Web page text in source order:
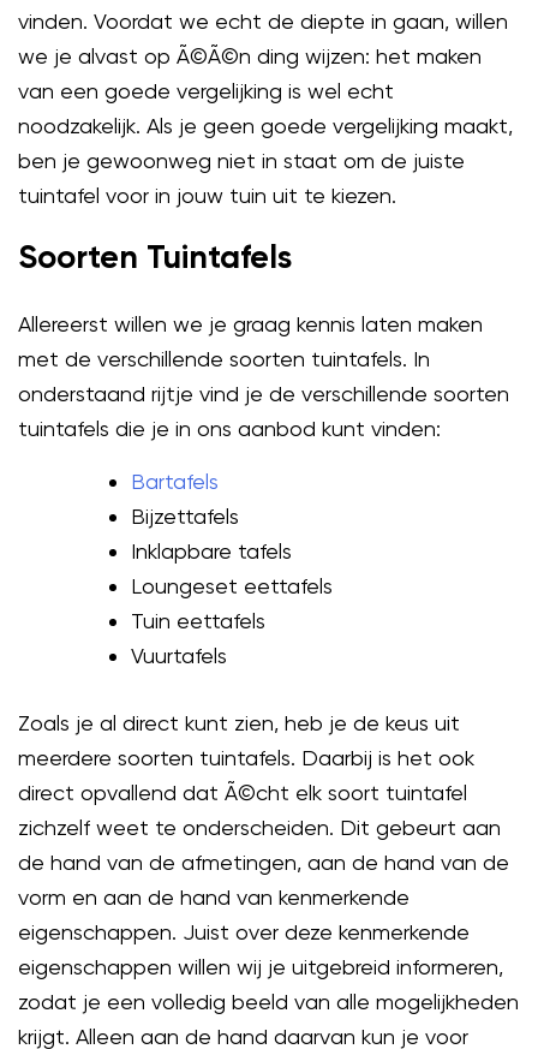
vinden. Voordat we echt de diepte in gaan, willen
we je alvast op Ã©Ã©n ding wijzen: het maken
van een goede vergelijking is wel echt
noodzakelijk. Als je geen goede vergelijking maakt,
ben je gewoonweg niet in staat om de juiste
tuintafel voor in jouw tuin uit te kiezen.
Soorten Tuintafels
Allereerst willen we je graag kennis laten maken
met de verschillende soorten tuintafels. In
onderstaand rijtje vind je de verschillende soorten
tuintafels die je in ons aanbod kunt vinden:
Bartafels
Bijzettafels
Inklapbare tafels
Loungeset eettafels
Tuin eettafels
Vuurtafels
Zoals je al direct kunt zien, heb je de keus uit
meerdere soorten tuintafels. Daarbij is het ook
direct opvallend dat Ã©cht elk soort tuintafel
zichzelf weet te onderscheiden. Dit gebeurt aan
de hand van de afmetingen, aan de hand van de
vorm en aan de hand van kenmerkende
eigenschappen. Juist over deze kenmerkende
eigenschappen willen wij je uitgebreid informeren,
zodat je een volledig beeld van alle mogelijkheden
krijgt. Alleen aan de hand daarvan kun je voor